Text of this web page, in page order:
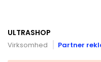
ULTRASHOP
Virksomhed Partner